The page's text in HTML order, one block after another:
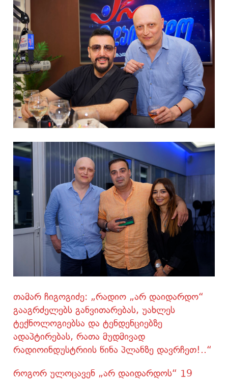
თამარ ჩიგოგიძე: „რადიო „არ დაიდარდო“
გააგრძელებს განვითარებას, უახლეს
ტექნოლოგიებსა და ტენდენციებზე
ადაპტირებას, რათა მუდმივად
რადიოინდუსტრიის წინა პლანზე დავრჩეთ!..“
როგორ ულოცავენ „არ დაიდარდოს“ 19